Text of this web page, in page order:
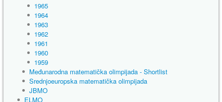
1965
1964
1963
1962
1961
1960
1959
Međunarodna matematička olimpijada - Shortlist
Srednjoeuropska matematička olimpijada
JBMO
ELMO